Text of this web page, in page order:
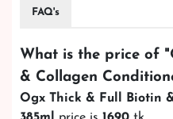
FAQ's
What is the price of "
& Collagen
Ogx Thick & Full Biotin